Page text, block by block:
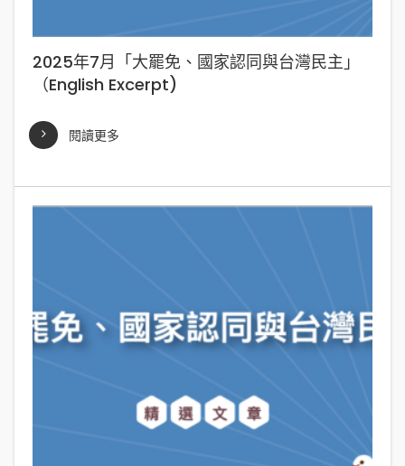
2025年7月「大罷免、國家認同與台灣民主」
（English Excerpt)
閱讀更多